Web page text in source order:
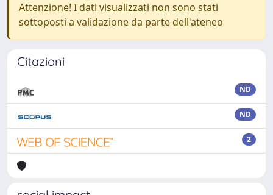
Attenzione! I dati visualizzati non sono stati
sottoposti a validazione da parte dell'ateneo
Citazioni
ND
ND
2